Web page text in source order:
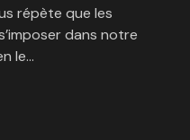
répète que les
dans notre
le…